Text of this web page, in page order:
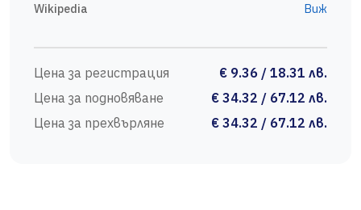
Wikipedia Виж
Цена за регистрация
€ 9.36 / 18.31 лв.
Цена за подновяване
€ 34.32 / 67.12 лв.
Цена за прехвърляне
€ 34.32 / 67.12 лв.